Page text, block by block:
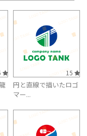
15
円と直線で描いたロゴ
マー...